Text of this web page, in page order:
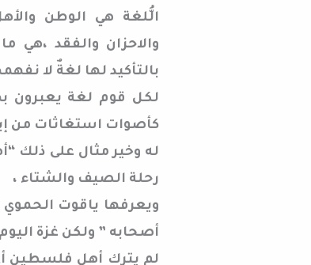
الُّلغة هي الوطن
والاحزان والفقد ،هي
بالتأكيد لها لغةٌ لا
لكل قوم لغة يعبرون
كأصوات استغاثات من
له وخير مثال على ذلك
رحلة الصيف والشتاء ،
ويعرفها ياقوت
أصحابه ” ولكن غزة
لم يترك أهل فلسطين أي